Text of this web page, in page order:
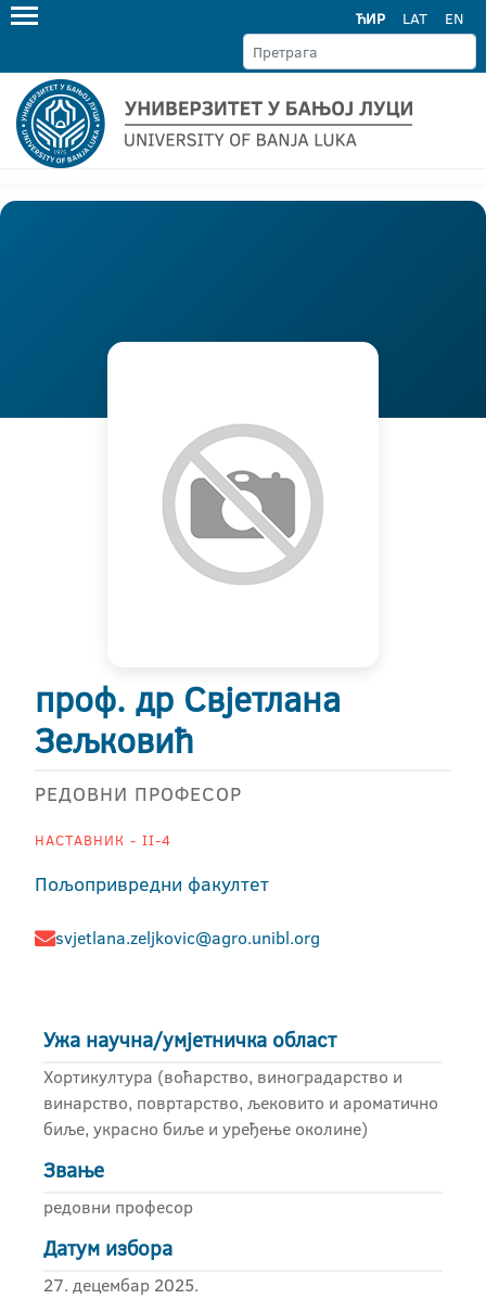
ЋИР LAT EN
проф. др Свјетлана
Зељковић
РЕДОВНИ ПРОФЕСОР
НАСТАВНИК - II-4
Пољопривредни факултет
svjetlana.zeljkovic@agro.unibl.org
Ужа научна/умјетничка област
Хортикултура (воћарство, виноградарство и
винарство, повртарство, љековито и ароматично
биље, украсно биље и уређење околине)
Звање
редовни професор
Датум избора
27. децембар 2025.